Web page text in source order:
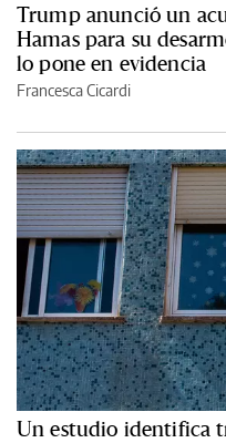
Trump anunció un
Hamas para su
lo pone en evidencia
Francesca Cicardi
Un estudio identifica